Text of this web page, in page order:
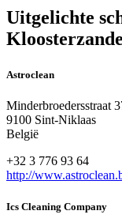
Uitgelichte
Kloosterzande
Astroclean
Minderbroedersstraat
9100 Sint-Niklaas
België
+32 3 776 93 64
http://
Ics Cleaning Company